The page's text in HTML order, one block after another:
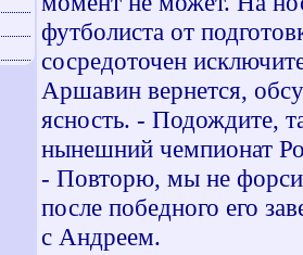
футболиста от
сосредоточен
Аршавин вернется,
ясность. - Подождите,
нынешний чемпионат
- Повторю, мы не
после победного его
с Андреем.